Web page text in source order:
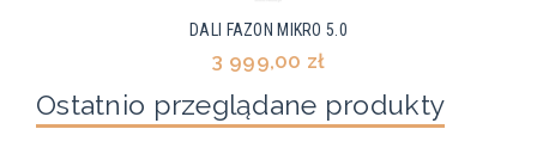
DALI FAZON MIKRO 5.0
3 999,00 zł
Ostatnio przeglądane produkty